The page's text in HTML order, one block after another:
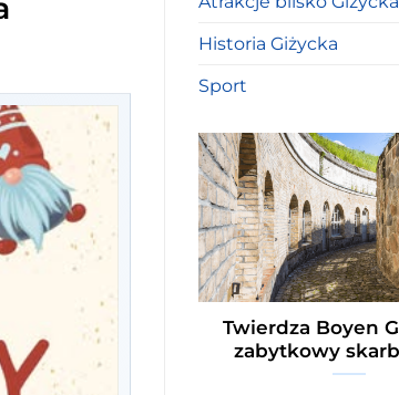
Historia Giżycka
Sport
Twierdza Boyen
zabytkowy